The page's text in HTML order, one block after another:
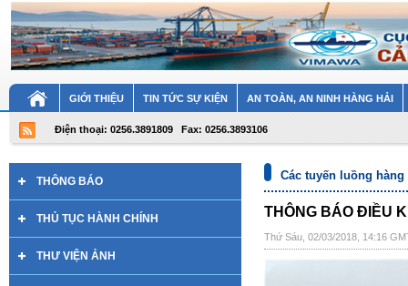
GIỚI THIỆU TIN TỨC SỰ KIỆN AN TOÀN, AN NINH HÀNG HẢI
Điện thoại: 0256.3891809 Fax: 0256.3893106
THÔNG BÁO
THỦ TỤC HÀNH CHÍNH
THƯ VIỆN ẢNH
Các tuyến luồng hàng
THÔNG BÁO ĐIỀU
Thứ Sáu, 02/03/2018, 14:16